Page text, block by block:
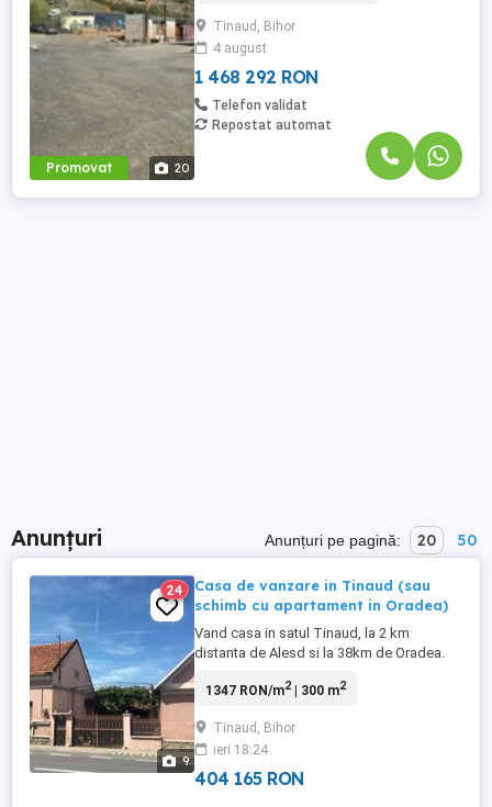
Promovat 20
investitie sau dezvoltare, situata strategic
in Tinaud (Alesd), cu acces direct din DN1
E60, ideala pentru ...
Tinaud, Bihor
4 august
1 468 292 RON
Telefon validat
Repostat automat
Anunțuri Anunțuri pe pagină: 20 50
9
24
Casa de vanzare in Tinaud (sau
schimb cu apartament in Oradea)
Vand casa in satul Tinaud, la 2 km
distanta de Alesd si la 38km de Oradea.
pe 4arii si 56arii de teren. Casa este
3 camari, un beci mare, un grajd si un
cotet. Incalzirea este pe teracote( 6buc)
Baia are boiler cu lemne ...
1347 RON/m2| 300 m2
Tinaud, Bihor
ieri 18:24
404 165 RON